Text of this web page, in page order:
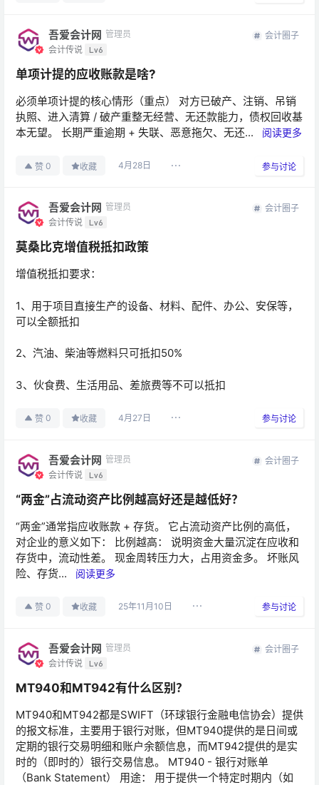
吾爱会计网 管理员
会计传说 Lv6
会计圈子
单项计提的应收账款是啥?
必须单项计提的核心情形（重点） 对方已破产、注销、吊销
执照、进入清算 / 破产重整无经营、无还款能力，债权回收基
本无望。 长期严重逾期 + 失联、恶意拖欠、无还...
阅读更多
赞 0 收藏 4月28日 参与讨论
吾爱会计网 管理员
会计传说 Lv6
会计圈子
莫桑比克增值税抵扣政策
增值税抵扣要求：
1、用于项目直接生产的设备、材料、配件、办公、安保等，
可以全额抵扣
2、汽油、柴油等燃料只可抵扣50%
3、伙食费、生活用品、差旅费等不可以抵扣
赞 0 收藏 4月27日 参与讨论
吾爱会计网 管理员
会计传说
Lv6
会计圈子
“两金”占流动资产比例越高好还是越低好？
“两金”通常指应收账款 + 存货。 它占流动资产比例的高低，
对企业的意义如下： 比例越高： 说明资金大量沉淀在应收和
存货中，流动性差。 现金周转压力大，占用资金多。 坏账风
险、存货...
阅读更多
赞 0 收藏 25年11月10日 参与讨论
吾爱会计网 管理员
会计传说
Lv6
会计圈子
MT940和MT942有什么区别？
MT940和MT942都是SWIFT（环球银行金融电信协会）提供
的报文标准，主要用于银行对账，但MT940提供的是日间或
定期的银行交易明细和账户余额信息，而MT942提供的是实
时的（即时的）银行交易信息。 MT940 - 银行对账单
（Bank Statement） 用途： 用于提供一个特定时期内（如